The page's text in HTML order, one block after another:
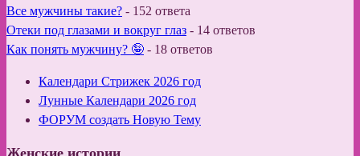
Все мужчины такие? - 152 ответа
Отеки под глазами и вокруг глаз - 14 ответов
Как понять мужчину? 🤪 - 18 ответов
Календари Стрижек 2026 год
Лунные Календари 2026 год
ФОРУМ создать Новую Тему